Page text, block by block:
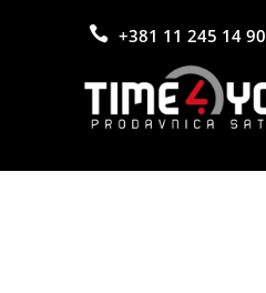
+381 11 245 14 90